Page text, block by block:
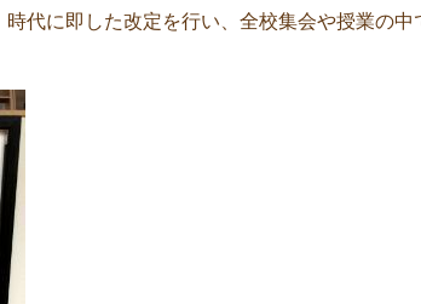
代に即した改定を行い、全校集会や授業の